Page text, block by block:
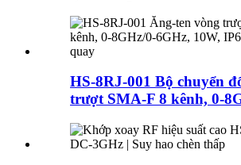
HS-8RJ-001 Bộ chuyển
trượt SMA-F 8 kênh, 0-